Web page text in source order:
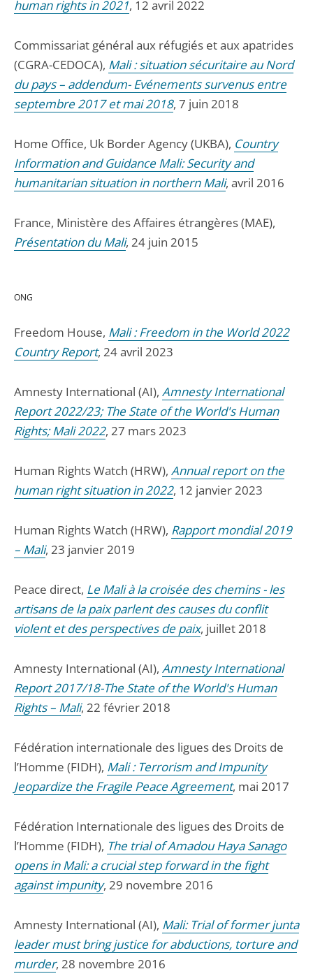
human rights in 2021, 12 avril 2022
Commissariat général aux réfugiés et aux apatrides
(CGRA-CEDOCA), Mali : situation sécuritaire au Nord
du pays – addendum- Evénements survenus entre
septembre 2017 et mai 2018, 7 juin 2018
Home Office, Uk Border Agency (UKBA), Country
Information and Guidance Mali: Security and
humanitarian situation in northern Mali, avril 2016
France, Ministère des Affaires étrangères (MAE),
Présentation du Mali, 24 juin 2015
ONG
Freedom House, Mali : Freedom in the World 2022
Country Report, 24 avril 2023
Amnesty International (AI), Amnesty International
Report 2022/23; The State of the World's Human
Rights; Mali 2022, 27 mars 2023
Human Rights Watch (HRW), Annual report on the
human right situation in 2022, 12 janvier 2023
Human Rights Watch (HRW), Rapport mondial 2019
– Mali, 23 janvier 2019
Peace direct, Le Mali à la croisée des chemins - les
artisans de la paix parlent des causes du conflit
violent et des perspectives de paix, juillet 2018
Amnesty International (AI), Amnesty International
Report 2017/18-The State of the World's Human
Rights – Mali, 22 février 2018
Fédération internationale des ligues des Droits de
l’Homme (FIDH), Mali : Terrorism and Impunity
Jeopardize the Fragile Peace Agreement, mai 2017
Fédération Internationale des ligues des Droits de
l’Homme (FIDH), The trial of Amadou Haya Sanago
opens in Mali: a crucial step forward in the fight
against impunity, 29 novembre 2016
Amnesty International (AI), Mali: Trial of former junta
leader must bring justice for abductions, torture and
murder, 28 novembre 2016